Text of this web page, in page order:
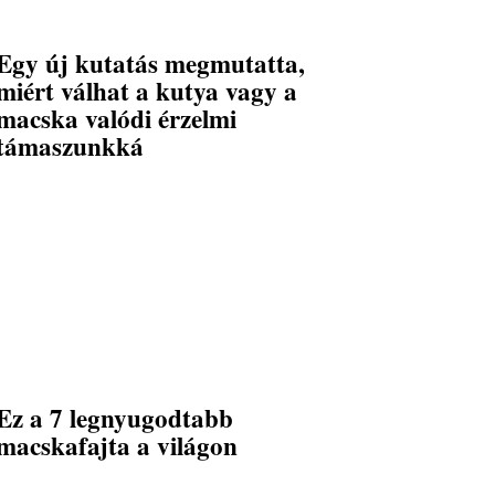
új kutatás megmutatta,
válhat a kutya vagy a
valódi érzelmi
a 7 legnyugodtabb
a világon